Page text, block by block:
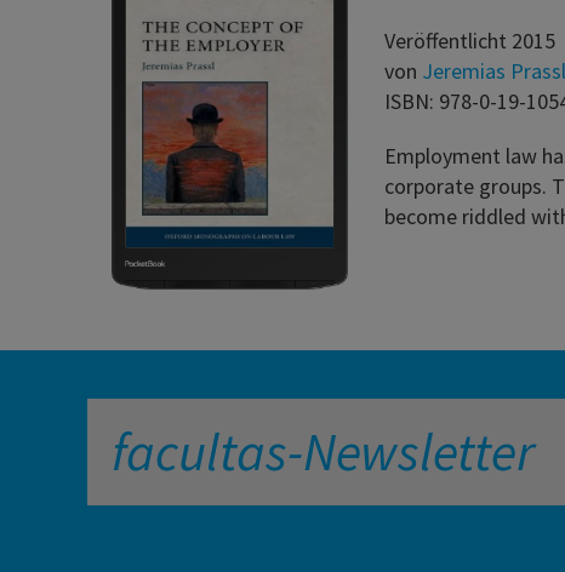
Veröffentlicht 2015
von Jeremias Prassl
ISBN: 978-0-19-
Employment law
corporate groups.
become riddled
facultas-Newsletter